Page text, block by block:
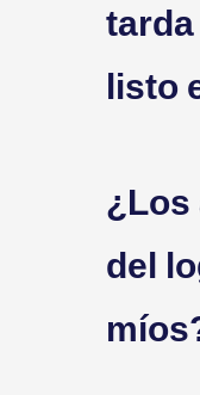
listo
del